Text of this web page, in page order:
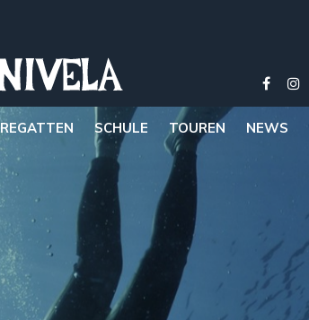
REGATTEN SCHULE TOUREN NEWS